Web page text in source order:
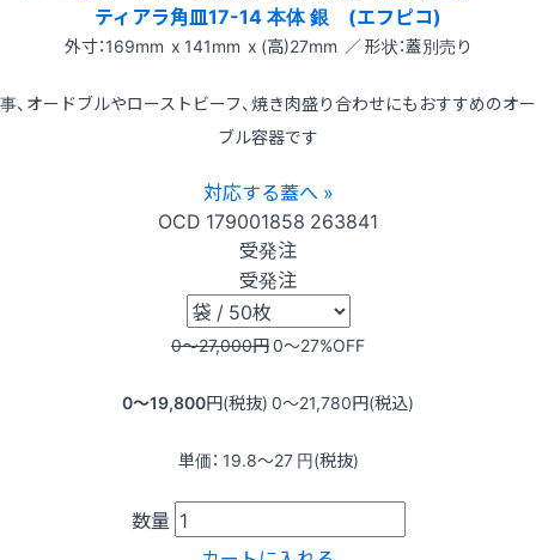
ティアラ角皿17-14 本体 銀 (エフピコ)
外寸：169mm x 141mm x (高)27mm ／ 形状：蓋別売り
、オードブルやローストビーフ、焼き肉盛り合わせにもおすすめのオ
ブル容器です
対応する蓋へ »
OCD 179001858 263841
受発注
受発注
0〜27,000円0〜27%OFF
0〜19,800円(税抜) 0〜21,780円(税込)
単価： 19.8〜27 円(税抜)
数量